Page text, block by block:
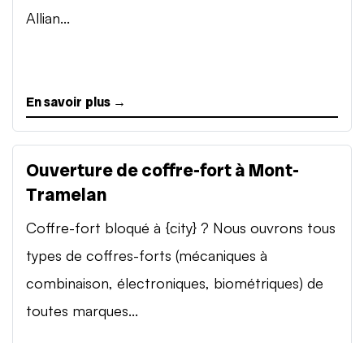
Allian...
En savoir plus →
Ouverture de coffre-fort à Mont-
Tramelan
Coffre-fort bloqué à {city} ? Nous ouvrons tous
types de coffres-forts (mécaniques à
combinaison, électroniques, biométriques) de
toutes marques...